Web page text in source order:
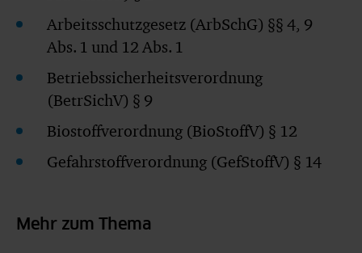
Arbeitsschutzgesetz (ArbSchG) §§ 4, 9
Abs. 1 und 12 Abs. 1
Betriebssicherheitsverordnung
(BetrSichV) § 9
Biostoffverordnung (BioStoffV) § 12
Gefahrstoffverordnung (GefStoffV) § 14
Mehr zum Thema